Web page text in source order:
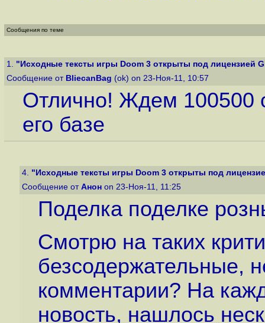
Сообщения по теме
1. "Исходные тексты игры Doom 3 открыты под лицензией
Сообщение от BliecanBag (ok) on 23-Ноя-11, 10:57
Отлично! Ждем 100500
его базе
4. "Исходные тексты игры Doom 3 открыты под
Сообщение от Анон on 23-Ноя-11, 11:25
Поделка поделке
Смотрю на таких
безсодержательные,
комментарии? На
новость, нашлось